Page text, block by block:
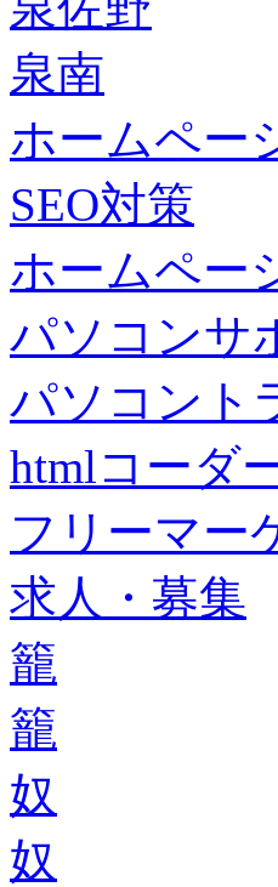
泉南
ホームペー
SEO対策
ホームペー
パソコンサ
パソコント
htmlコーダ
フリーマー
求人・募集
籠
籠
奴
奴